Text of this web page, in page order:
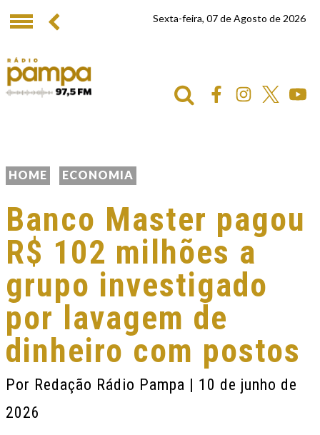
Sexta-feira, 07 de Agosto de 2026
HOME ECONOMIA
Banco Master pagou
R$ 102 milhões a
grupo investigado
por lavagem de
dinheiro com postos
Por Redação Rádio Pampa | 10 de junho de
2026